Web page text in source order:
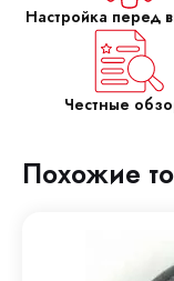
Настройка перед
Честные
Похожие